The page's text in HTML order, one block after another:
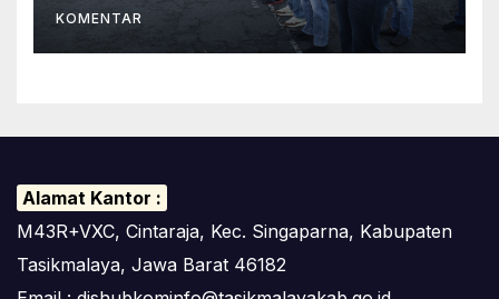
KOMENTAR
Alamat Kantor :
M43R+VXC, Cintaraja, Kec. Singaparna, Kabupaten
Tasikmalaya, Jawa Barat 46182